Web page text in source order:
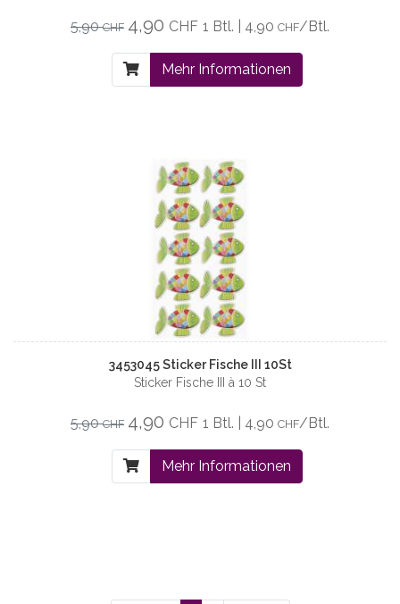
5,90CHF 4,90 CHF 1 Btl. | 4,90 CHF/Btl.
Mehr Informationen
3453045 Sticker Fische III 10St
Sticker Fische III à 10 St
5,90CHF 4,90 CHF 1 Btl. | 4,90 CHF/Btl.
Mehr Informationen